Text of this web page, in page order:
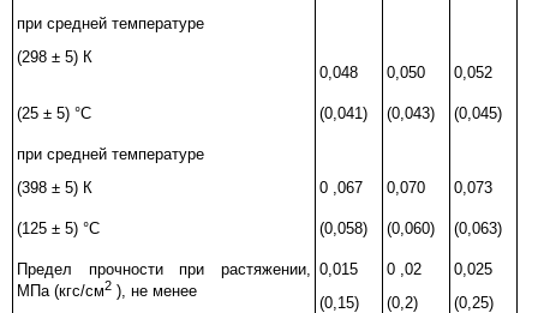
при средней температуре
(298 ± 5) К
0,048
0,050 0,052
(25 ± 5) °С (0,041) (0,043) (0,045)
при средней температуре
(398 ± 5) К 0 ,067 0,070 0,073
(125 ± 5) °С (0,058) (0,060) (0,063)
Предел прочности при растяжении,
МПа (кгс/см2 ), не менее
0,015
(0,15)
0 ,02
(0,2)
0,025
(0,25)